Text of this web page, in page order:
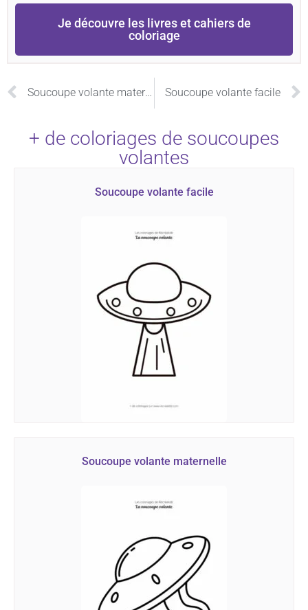
Je découvre les livres et cahiers de
coloriage
Soucoupe volante maternelle Soucoupe volante facile
+ de coloriages de soucoupes
volantes
Soucoupe volante facile
Soucoupe volante maternelle